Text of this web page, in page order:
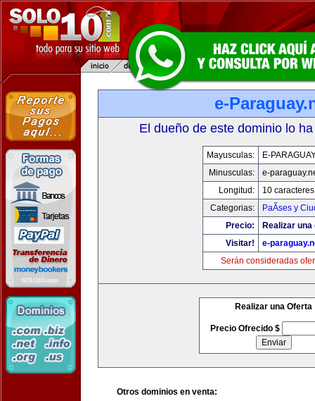
e-
El dueño de este dominio lo
Mayusculas:
E-
Minusculas:
e-
Longitud:
10 caracteres
Categorias:
PaÃ­ses y
Precio:
Realizar
Visitar!
e-
Serán consideradas
Realizar una Oferta
Precio Ofrecido $
Otros dominios en venta: